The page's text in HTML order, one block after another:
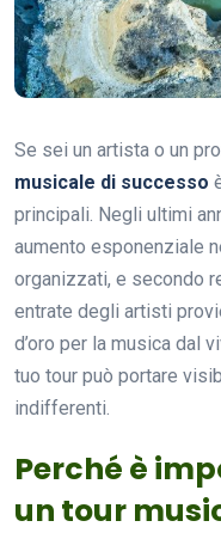
Se sei un artista o un
musicale di successo
principali. Negli ultimi
aumento esponenziale
organizzati, e secondo
entrate degli artisti
d’oro per la musica dal
tuo tour può portare
indifferenti.
Perché è
un tour